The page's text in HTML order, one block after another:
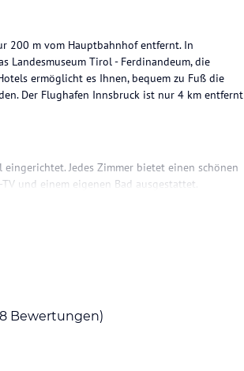
200 m vom Hauptbahnhof entfernt. In
Landesmuseum Tirol - Ferdinandeum, die
ermöglicht es Ihnen, bequem zu Fuß die
Der Flughafen Innsbruck ist nur 4 km entfernt
Jedes Zimmer bietet einen schönen
und einem eigenen Bad ausgestattet.
ebenfalls zur Verfügung. Das kostenfreie WLAN
um den Tag gemütlich ausklingen zu lassen.
an. Die zentrale Lage des Hotels
Bewertungen)